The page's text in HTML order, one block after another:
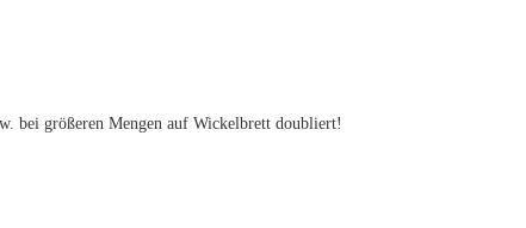
bei größeren Mengen auf Wickelbrett doubliert!